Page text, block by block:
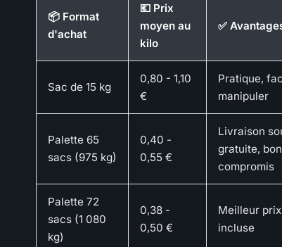
📦 Format
d'achat
💶 Prix
moyen au
kilo
✅
Sac de 15 kg
0,80 - 1,10
€
Pratique,
manipuler
Palette 65
sacs (975 kg)
0,40 -
0,55 €
Livraison
gratuite, bon
compromis
Palette 72
sacs (1 080
kg)
0,38 -
0,50 €
Meilleur
incluse